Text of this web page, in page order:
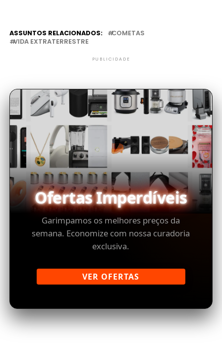
ASSUNTOS RELACIONADOS:
COMETAS
VIDA EXTRATERRESTRE
PUBLICIDADE
Ofertas Imperdíveis
Garimpamos os melhores preços da
semana. Economize com nossa curadoria
exclusiva.
VER OFERTAS